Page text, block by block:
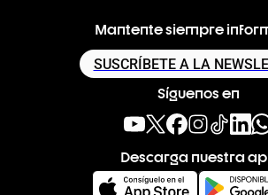
Mantente siempre
SUSCRÍBETE A LA
Síguenos en
Descarga nuestra